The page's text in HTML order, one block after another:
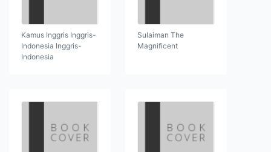
Kamus Inggris Inggris-
Indonesia Inggris-
Indonesia
Sulaiman The
Magnificent